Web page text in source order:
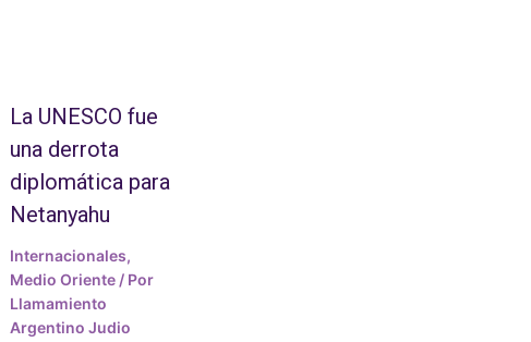
La UNESCO fue
una derrota
diplomática para
Netanyahu
Internacionales,
Medio Oriente/ Por
Llamamiento
Argentino Judio